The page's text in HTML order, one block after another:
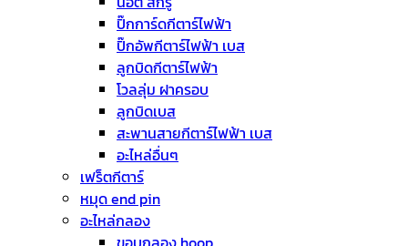
ปิ๊กการ์ดกีตาร์ไฟฟ้า
ปิ๊กอัพกีตาร์ไฟฟ้า เบส
ลูกบิดกีตาร์ไฟฟ้า
โวลลุ่ม ฝาครอบ
ลูกบิดเบส
สะพานสายกีตาร์ไฟฟ้า เบส
อะไหล่อื่นๆ
เฟร็ตกีตาร์
หมุด end pin
อะไหล่กลอง